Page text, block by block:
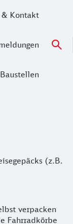
Kontakt
Baustellen
(z.B.
verpacken
Fahrradkörbe